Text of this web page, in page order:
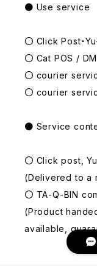
● Use service
〇 Click Post・
〇 Cat POS /
〇 courier
〇 courier
● Service
〇 Click post,
(Delivered to a
〇 TA-Q-BIN
(Product
available,